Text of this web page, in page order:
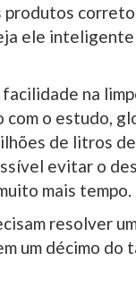
produtos
ele inteligente
na
o estudo,
de litros
evitar o
mais tempo.
resolver
um décimo do